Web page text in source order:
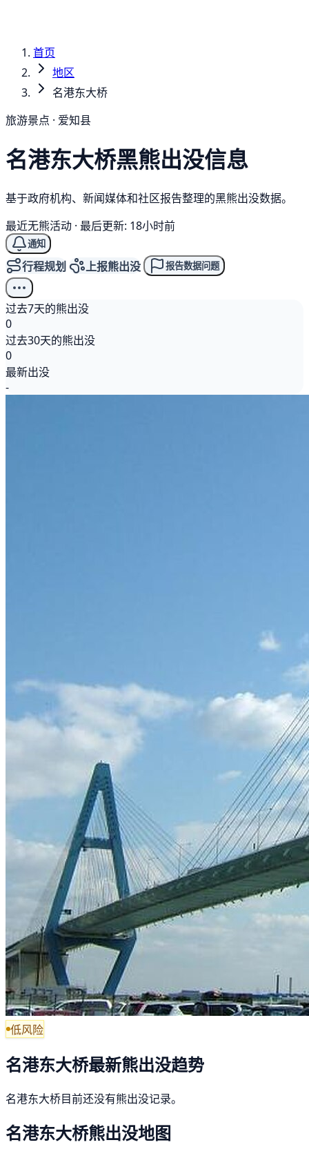
首页
地区
名港东大桥
旅游景点 · 爱知县
名港东大桥黑熊出没信息
基于政府机构、新闻媒体和社区报告整理的黑熊出没数据。
最近无熊活动 · 最后更新: 18小时前
通知
行程规划 上报熊出没 报告数据问题
过去7天的熊出没
0
过去30天的熊出没
0
最新出没
-
低风险
名港东大桥最新熊出没趋势
名港东大桥目前还没有熊出没记录。
名港东大桥熊出没地图